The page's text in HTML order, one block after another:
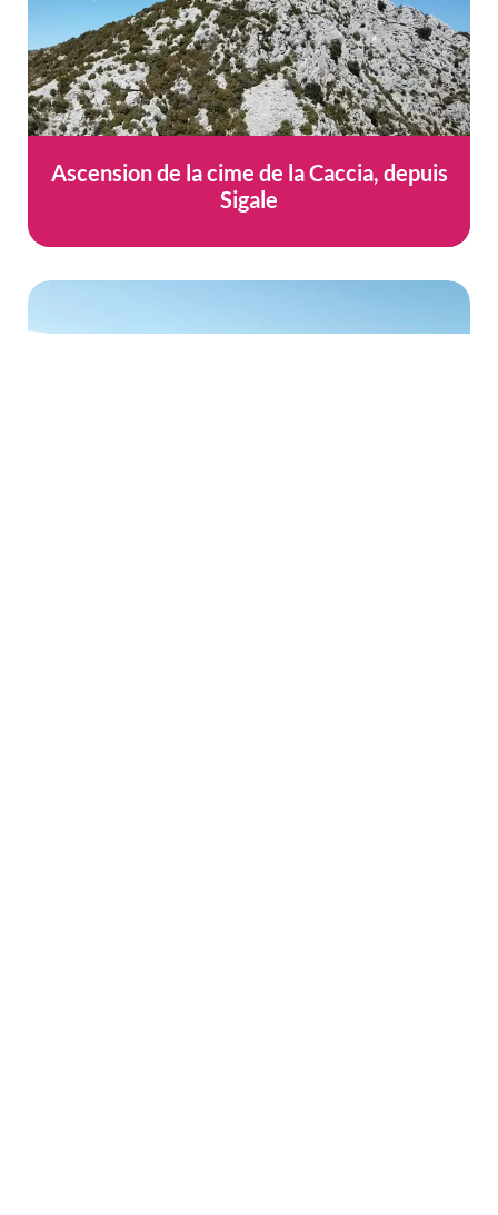
Ascension de la cime de la Caccia, depuis
Sigale